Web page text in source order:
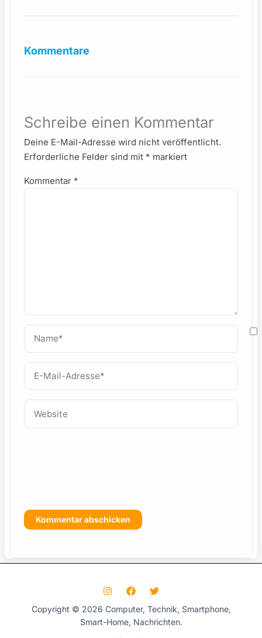
Kommentare
Schreibe einen Kommentar
Deine E-Mail-Adresse wird nicht veröffentlicht.
Erforderliche Felder sind mit * markiert
Kommentar *
Name*
E-
Adresse*
Copyright © 2026 Computer, Technik, Smartphone,
Smart-Home, Nachrichten.